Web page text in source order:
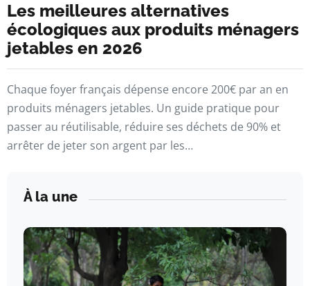
Les meilleures alternatives
écologiques aux produits ménagers
jetables en 2026
Chaque foyer français dépense encore 200€ par an en
produits ménagers jetables. Un guide pratique pour
passer au réutilisable, réduire ses déchets de 90% et
arrêter de jeter son argent par les…
À la une